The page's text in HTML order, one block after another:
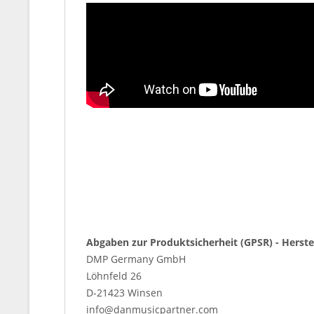
Abgaben zur Produktsicherheit (GPSR) -
DMP Germany GmbH
Löhnfeld 26
D-21423 Winsen
info@danmusicpartner.com